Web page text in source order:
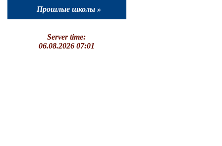
Прошлые школы »
Server time:
06.08.2026 07:01